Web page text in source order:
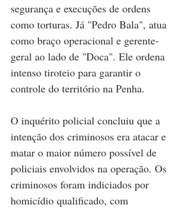
segurança e execuções de ordens
como torturas. Já "Pedro Bala", atua
como braço operacional e gerente-
geral ao lado de "Doca". Ele ordena
intenso tiroteio para garantir o
controle do território na Penha.
O inquérito policial concluiu que a
intenção dos criminosos era atacar e
matar o maior número possível de
policiais envolvidos na operação. Os
criminosos foram indiciados por
homicídio qualificado, com